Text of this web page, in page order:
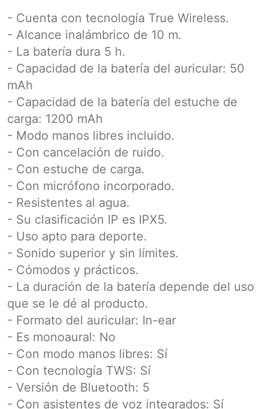
- Cuenta con tecnología True Wireless.
- Alcance inalámbrico de 10 m.
- La batería dura 5 h.
- Capacidad de la batería del auricular: 50
mAh
- Capacidad de la batería del estuche de
carga: 1200 mAh
- Modo manos libres incluido.
- Con cancelación de ruido.
- Con estuche de carga.
- Con micrófono incorporado.
- Resistentes al agua.
- Su clasificación IP es IPX5.
- Uso apto para deporte.
- Sonido superior y sin límites.
- Cómodos y prácticos.
- La duración de la batería depende del uso
que se le dé al producto.
- Formato del auricular: In-ear
- Es monoaural: No
- Con modo manos libres: Sí
- Con tecnología TWS: Sí
- Versión de Bluetooth: 5
- Con asistentes de voz integrados: Sí